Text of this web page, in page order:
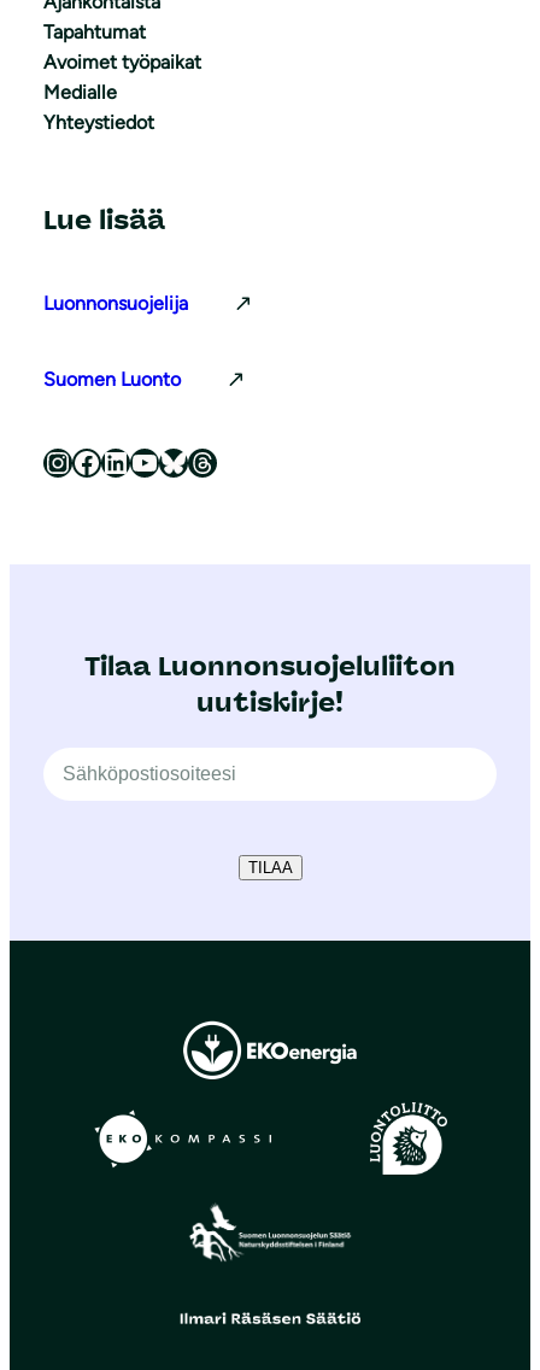
Tapahtumat
Avoimet työpaikat
Medialle
Yhteystiedot
Lue lisää
Luonnonsuojelija
Suomen Luonto
Luonnonsuojeluliitto Instagramissa Luonnonsuojeluliitto Facebookissa Luonnonsuojeluliitto LinkedInissä Luonnonsuojeluliiton YouTube-kanava Luonnonsuojeluliitto Blueskyssa Luonnonsuojeluliitto Threadsissa
Tilaa Luonnonsuojeluliiton
uutiskirje!
TILAA